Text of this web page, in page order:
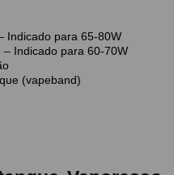
Indicado para 65-80W
Indicado para 60-70W
(vapeband)